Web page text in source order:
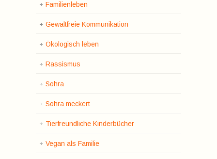
Familienleben
Gewaltfreie Kommunikation
Ökologisch leben
Rassismus
Sohra
Sohra meckert
Tierfreundliche Kinderbücher
Vegan als Familie